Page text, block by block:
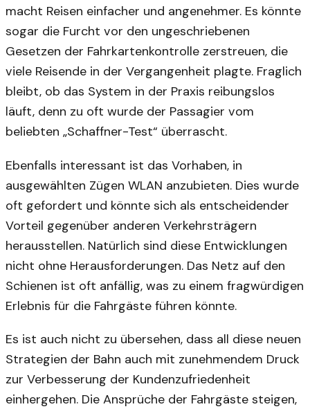
macht Reisen einfacher und angenehmer. Es könnte
sogar die Furcht vor den ungeschriebenen
Gesetzen der Fahrkartenkontrolle zerstreuen, die
viele Reisende in der Vergangenheit plagte. Fraglich
bleibt, ob das System in der Praxis reibungslos
läuft, denn zu oft wurde der Passagier vom
beliebten „Schaffner-Test“ überrascht.
Ebenfalls interessant ist das Vorhaben, in
ausgewählten Zügen WLAN anzubieten. Dies wurde
oft gefordert und könnte sich als entscheidender
Vorteil gegenüber anderen Verkehrsträgern
herausstellen. Natürlich sind diese Entwicklungen
nicht ohne Herausforderungen. Das Netz auf den
Schienen ist oft anfällig, was zu einem fragwürdigen
Erlebnis für die Fahrgäste führen könnte.
Es ist auch nicht zu übersehen, dass all diese neuen
Strategien der Bahn auch mit zunehmendem Druck
zur Verbesserung der Kundenzufriedenheit
einhergehen. Die Ansprüche der Fahrgäste steigen,